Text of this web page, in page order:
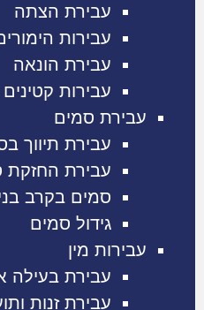
עבירת הצתה
עבירות
עבירת הונאה
עבירות קטינים
עבירת סמים
עבירת תיווך
עבירת החזקת
סמים בקרב
גידול סמים
עבירות מין
עבירת בעילה
עבירת זנות